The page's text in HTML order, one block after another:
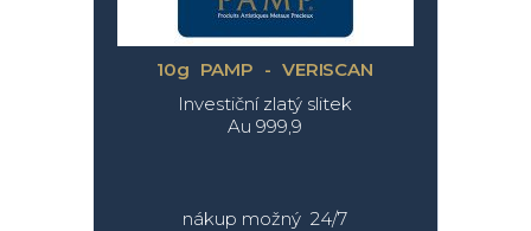
10g PAMP - VERISCAN
Investiční zlatý slitek
Au 999,9
nákup možný 24/7